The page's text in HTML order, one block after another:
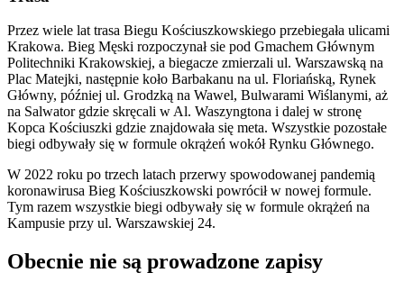
Przez wiele lat trasa Biegu Kościuszkowskiego przebiegała ulicami
Krakowa. Bieg Męski rozpoczynał sie pod Gmachem Głównym
Politechniki Krakowskiej, a biegacze zmierzali ul. Warszawską na
Plac Matejki, następnie koło Barbakanu na ul. Floriańską, Rynek
Główny, później ul. Grodzką na Wawel, Bulwarami Wiślanymi, aż
na Salwator gdzie skręcali w Al. Waszyngtona i dalej w stronę
Kopca Kościuszki gdzie znajdowała się meta. Wszystkie pozostałe
biegi odbywały się w formule okrążeń wokół Rynku Głównego.
W 2022 roku po trzech latach przerwy spowodowanej pandemią
koronawirusa Bieg Kościuszkowski powrócił w nowej formule.
Tym razem wszystkie biegi odbywały się w formule okrążeń na
Kampusie przy ul. Warszawskiej 24.
Obecnie nie są prowadzone zapisy